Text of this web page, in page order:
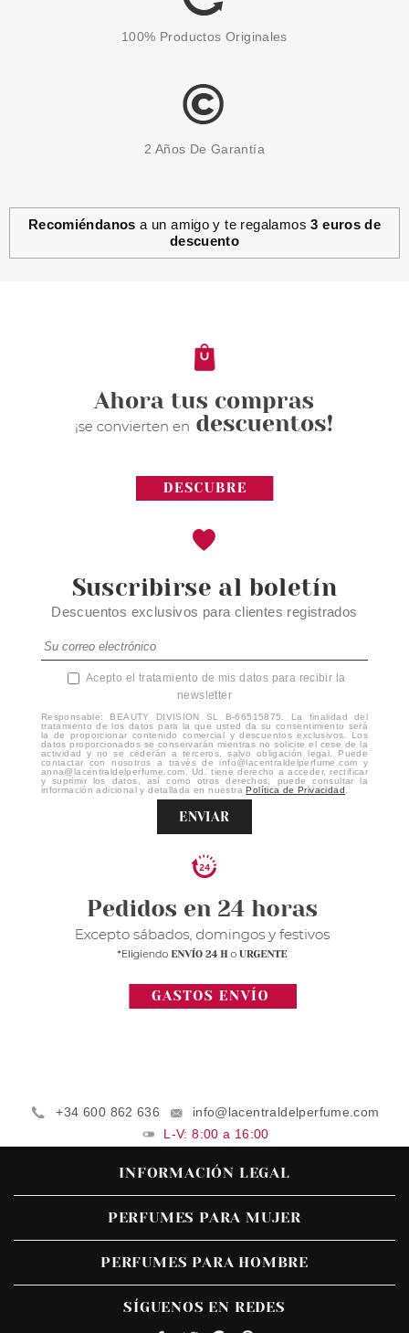
THUYA
3.42€
100% Productos Originales
2 Años De Garantía
Recomiéndanos a un amigo y te regalamos3 euros de
descuento
Suscribirse al boletín
Descuentos exclusivos para clientes registrados
Acepto el tratamiento de mis datos para recibir la
newsletter
Responsable: BEAUTY DIVISION SL B-66515875. La finalidad del
tratamiento de los datos para la que usted da su consentimiento será
la de proporcionar contenido comercial y descuentos exclusivos. Los
datos proporcionados se conservarán mientras no solicite el cese de la
actividad y no se cederán a terceros, salvo obligación legal. Puede
contactar con nosotros a través de info@lacentraldelperfume.com y
anna@lacentraldelperfume.com. Ud. tiene derecho a acceder, rectificar
y suprimir los datos, así como otros derechos, puede consultar la
información adicional y detallada en nuestraPolítica de Privacidad
ENVIAR
+34 600 862 636
info@lacentraldelperfume.com
L-V: 8:00 a 16:00
INFORMACIÓN LEGAL
PERFUMES PARA MUJER
PERFUMES PARA HOMBRE
SÍGUENOS EN REDES